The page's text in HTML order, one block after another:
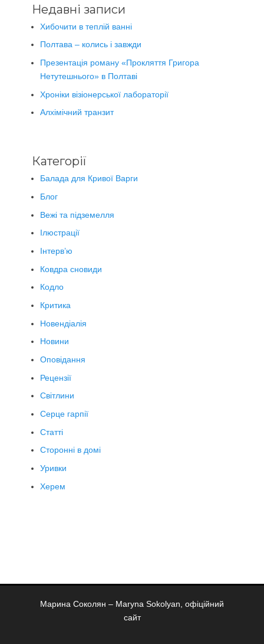
Недавні записи
Хибочити в теплій ванні
Полтава – колись і завжди
Презентація роману «Прокляття Григора
Нетутешнього» в Полтаві
Хроніки візіонерської лабораторії
Алхімічний транзит
Категорії
Балада для Кривої Варги
Блог
Вежі та підземелля
Ілюстрації
Інтерв’ю
Ковдра сновиди
Кодло
Критика
Новендіалія
Новини
Оповідання
Рецензії
Світлини
Серце гарпії
Статті
Сторонні в домі
Уривки
Херем
Марина Соколян – Maryna Sokolyan, офіційний
сайт